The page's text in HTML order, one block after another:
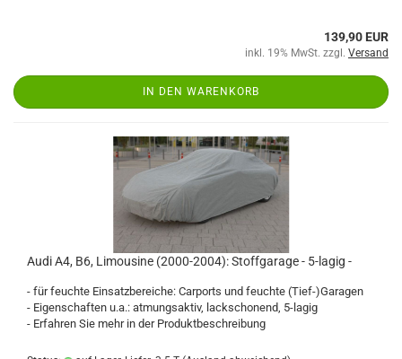
139,90 EUR
inkl. 19% MwSt. zzgl. Versand
IN DEN WARENKORB
Audi A4, B6, Limousine (2000-2004): Stoffgarage - 5-lagig -
- für feuchte Einsatzbereiche: Carports und feuchte (Tief-)Garagen
- Eigenschaften u.a.: atmungsaktiv, lackschonend, 5-lagig
- Erfahren Sie mehr in der Produktbeschreibung